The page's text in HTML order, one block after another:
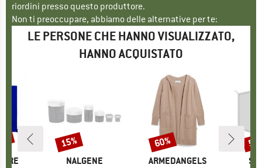
riordini presso questo produttore.
Non ti preoccupare, abbiamo delle alternative per te:
LE PERSONE CHE HANNO VISUALIZZATO,
HANNO ACQUISTATO
MARCHIO
NALGENE
Sconto
15%
MARCHIO
ARMEDANGELS
Sconto
60%